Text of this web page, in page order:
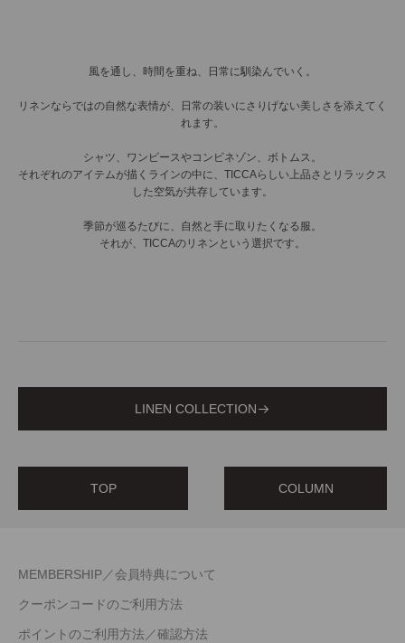
風を通し、時間を重ね、日常に馴染んでいく。
リネンならではの自然な表情が、日常の装いにさりげない美しさを添えてく
れます。
シャツ、ワンピースやコンビネゾン、ボトムス。
それぞれのアイテムが描くラインの中に、TICCAらしい上品さとリラックス
した空気が共存しています。
季節が巡るたびに、自然と手に取りたくなる服。
それが、TICCAのリネンという選択です。
LINEN COLLECTION
TOP COLUMN
MEMBERSHIP／会員特典について
クーポンコードのご利用方法
ポイントのご利用方法／確認方法